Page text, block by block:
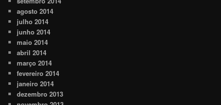
agosto 2014
julho 2014
junho 2014
maio 2014
abril 2014
março 2014
fevereiro 2014
janeiro 2014
dezembro 2013